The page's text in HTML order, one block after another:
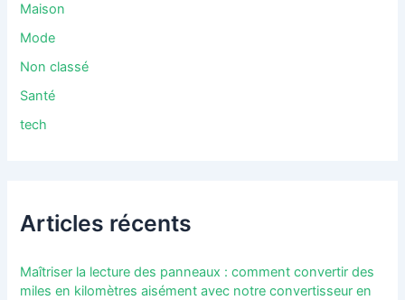
Maison
Mode
Non classé
Santé
tech
Articles récents
Maîtriser la lecture des panneaux : comment convertir des
miles en kilomètres aisément avec notre convertisseur en